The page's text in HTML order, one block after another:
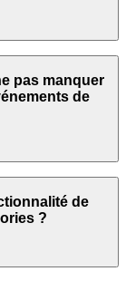
! Vous pouvez
protected]
pas manquer
de
de nos
abonnant à notre
sociaux.
de
?